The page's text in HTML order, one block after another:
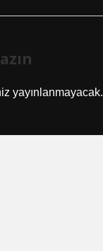
yayınlanmayacak.